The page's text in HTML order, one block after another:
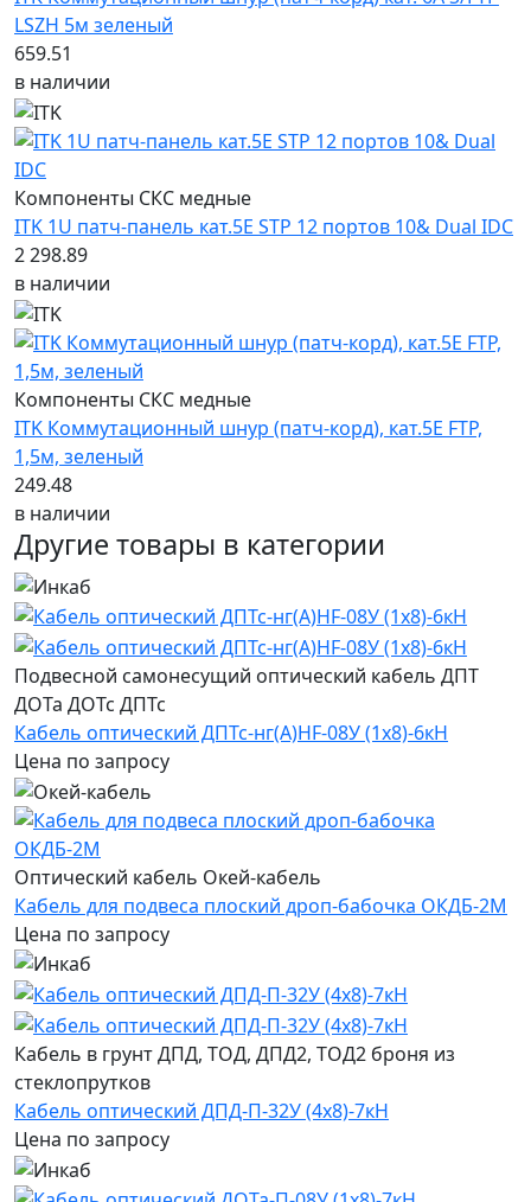
LSZH 5м зеленый
659.51
в наличии
Компоненты СКС медные
ITK 1U патч-панель кат.5E STP 12 портов 10& Dual IDC
2 298.89
в наличии
Компоненты СКС медные
ITK Коммутационный шнур (патч-корд), кат.5Е FTP,
1,5м, зеленый
249.48
в наличии
Другие товары в категории
Подвесной самонесущий оптический кабель ДПТ
ДОТа ДОТс ДПТс
Кабель оптический ДПТс-нг(А)HF-08У (1х8)-6кН
Цена по запросу
Оптический кабель Окей-кабель
Кабель для подвеса плоский дроп-бабочка ОКДБ-2М
Цена по запросу
Кабель в грунт ДПД, ТОД, ДПД2, ТОД2 броня из
стеклопрутков
Кабель оптический ДПД-П-32У (4х8)-7кН
Цена по запросу